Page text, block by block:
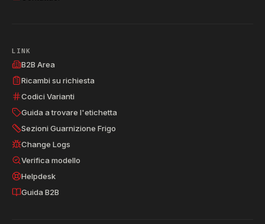
LINK
B2B Area
Ricambi su richiesta
Codici Varianti
Guida a trovare l'etichetta
Sezioni Guarnizione Frigo
Change Logs
Verifica modello
Helpdesk
Guida B2B